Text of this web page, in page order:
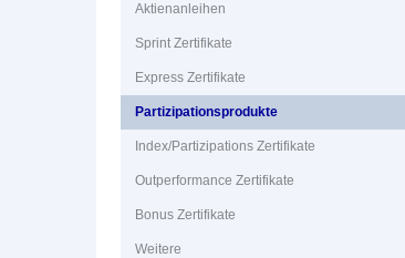
Aktienanleihen
Sprint Zertifikate
Express Zertifikate
Partizipationsprodukte
Index/Partizipations Zertifikate
Outperformance Zertifikate
Bonus Zertifikate
Weitere